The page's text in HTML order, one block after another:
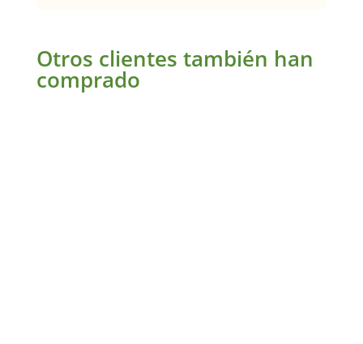
Otros clientes también han
comprado
También te